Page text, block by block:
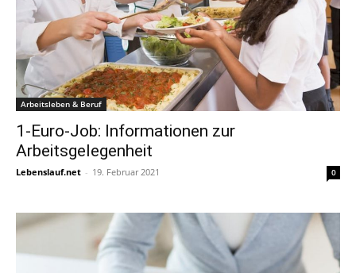
Arbeitsleben & Beruf
1-Euro-Job: Informationen zur
Arbeitsgelegenheit
Lebenslauf.net - 19. Februar 2021 0